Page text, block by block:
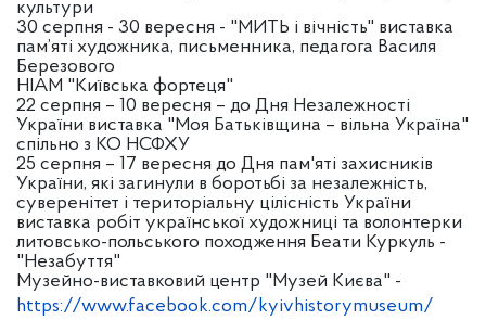
культури
30 серпня - 30 вересня - "МИТЬ і вічність" виставка
пам’яті художника, письменника, педагога Василя
Березового
НІАМ "Київська фортеця"
22 серпня – 10 вересня – до Дня Незалежності
України виставка "Моя Батьківщина – вільна Україна"
спільно з КО НСФХУ
25 серпня – 17 вересня до Дня пам'яті захисників
України, які загинули в боротьбі за незалежність,
суверенітет і територіальну цілісність України
виставка робіт української художниці та волонтерки
литовсько-польського походження Беати Куркуль -
"Незабуття"
Музейно-виставковий центр "Музей Києва" -
https://www.facebook.com/kyivhistorymuseum/